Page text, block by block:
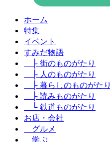
ホーム
特集
イベント
すみだ物語
├ 街のものがたり
├ 人のものがたり
├ 暮らしのものがたり
├ 読みものがたり
└ 鉄道ものがたり
お店・会社
グルメ
学ぶ